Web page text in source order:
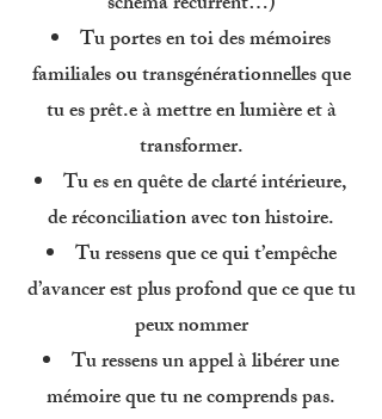
Tu portes en toi des mémoires
familiales ou transgénérationnelles que
tu es prêt.e à mettre en lumière et à
transformer.
Tu es en quête de clarté intérieure,
de réconciliation avec ton histoire.
Tu ressens que ce qui t’empêche
d’avancer est plus profond que ce que tu
peux nommer
Tu ressens un appel à libérer une
mémoire que tu ne comprends pas.